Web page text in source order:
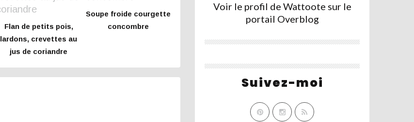
Flan de petits pois,
lardons, crevettes au
jus de coriandre
Soupe froide courgette
concombre
Voir le profil de Wattoote sur le
portail Overblog
Suivez-moi